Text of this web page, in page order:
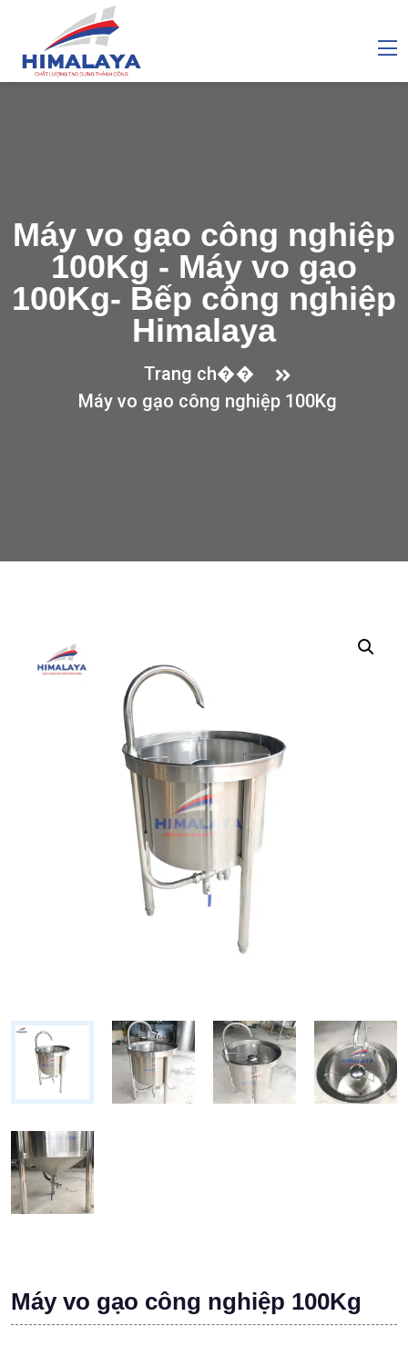
Máy vo gạo công nghiệp
100Kg - Máy vo gạo
100Kg- Bếp công nghiệp
Himalaya
Trang ch��
Máy vo gạo công nghiệp 100Kg
Máy vo gạo công nghiệp 100Kg